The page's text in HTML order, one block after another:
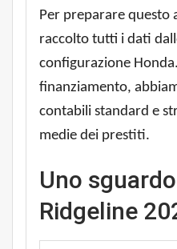
Per preparare
raccolto tutti i dati
configurazione
finanziamento,
contabili standard e
medie dei prestiti.
Uno
Ridgeline